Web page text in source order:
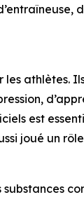
athlètes.
est
joué un